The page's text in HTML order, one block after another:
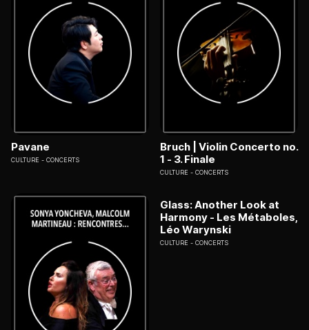
Pavane
CULTURE CONCERTS
Bruch | Violin Concerto no.
1 - 3. Finale
CULTURE CONCERTS
Glass: Another Look at
Harmony - Les Métaboles,
Léo Warynski
CULTURE CONCERTS